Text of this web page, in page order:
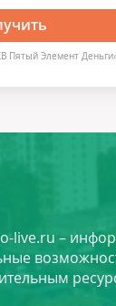
Пятый Элемент
live.ru –